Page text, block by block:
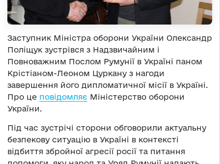
Заступник Міністра оборони України Олександр
Поліщук зустрівся з Надзвичайним і
Повноважним Послом Румунії в Україні паном
Крістіаном-Леоном Цуркану з нагоди
завершення його дипломатичної місії в Україні.
Про це повідомляє Міністерство оборони
України.
Під час зустрічі сторони обговорили актуальну
безпекову ситуацію в Україні в контексті
відбиття збройної агресії росії та питання